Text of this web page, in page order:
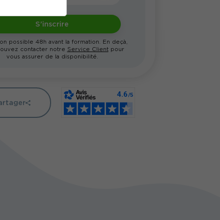
S'inscrire
possible 48h avant la formation. En deçà,
contacter notre Service Clientpour
vous assurer de la disponibilité.